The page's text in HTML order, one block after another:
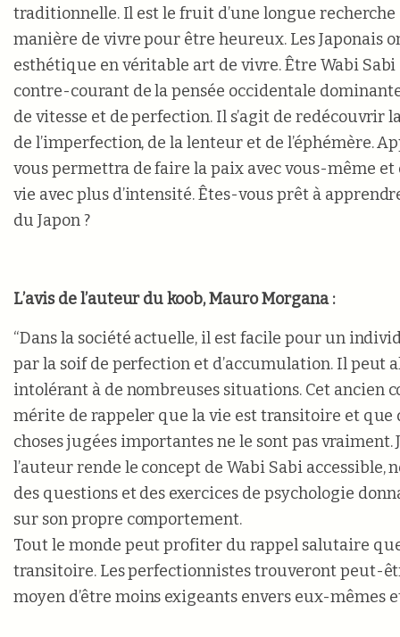
traditionnelle. Il est le fruit d’une longue
manière de vivre pour être heureux. Les Japonais
esthétique en véritable art de vivre. Être Wabi Sabi
contre-courant de la pensée occidentale
de vitesse et de perfection. Il s’agit de redécouvrir
de l’imperfection, de la lenteur et de l’éphémère.
vous permettra de faire la paix avec vous-même et
vie avec plus d’intensité. Êtes-vous prêt à
du Japon ?
L’avis de l’auteur du koob, Mauro Morgana :
“Dans la société actuelle, il est facile pour un
par la soif de perfection et d’accumulation. Il peut
intolérant à de nombreuses situations. Cet ancien
mérite de rappeler que la vie est transitoire et que
choses jugées importantes ne le sont pas vraiment.
l’auteur rende le concept de Wabi Sabi accessible,
des questions et des exercices de psychologie
sur son propre comportement.
Tout le monde peut profiter du rappel salutaire
transitoire. Les perfectionnistes trouveront peut-
moyen d’être moins exigeants envers eux-mêmes